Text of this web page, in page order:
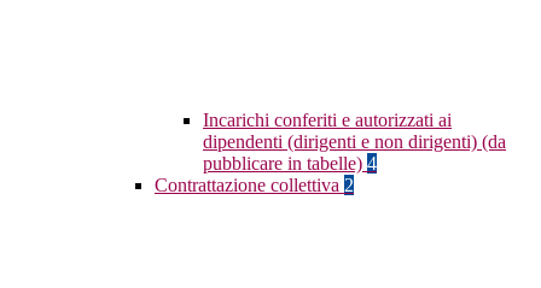
Incarichi conferiti e autorizzati ai
dipendenti (dirigenti e non dirigenti) (da
pubblicare in tabelle) 4
Contrattazione collettiva 2